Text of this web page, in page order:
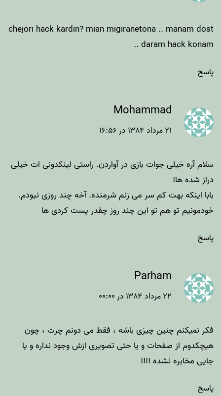
chejori hack kardin? mian migiranetona .. manam dost
daram hack konam ..
پاسخ
Mohammad
۲۱ مرداد ۱۳۸۴ در ۱۶:۵۶
سلام آره خیلی جوات بازی در آواردن. راستی لینکدونی ات خیلی
دراز شده ها!
بابا اینکه بهت کم سر می زنم شرمنده. آخه چند روزی نبودم.
خودمونیم تو هم تو این چند روز چقدر پست کردی ها
پاسخ
Parham
۲۲ مرداد ۱۳۸۴ در ۰۰:۰۰
فکر نمیکنم چنین چیزی باشه ، فقط می دونم چرت ، چون
هیچکدوم از صفحات و یا حتی تصویری ازش وجود نداره و یا
جایی مخابره نشده !!!!
پاسخ